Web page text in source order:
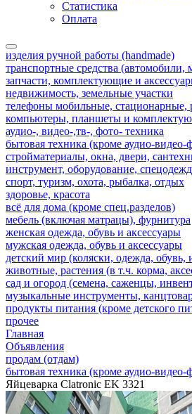
Статистика
Оплата
изделия ручной работы (handmade)
транспортные средства (автомобили,
запчасти, комплектующие и
недвижимость, земельные участки
телефоны мобильные, стационарные,
компьютеры, планшеты и
аудио-, видео-,тв-, фото- техника
бытовая техника (кроме аудио-видео-
стройматериалы, окна, двери,
инструмент, оборудование,
спорт, туризм, охота, рыбалка, отдых
здоровье, красота
всё для дома (кроме спец.разделов)
мебель (включая матрацы), фурнитура
женская одежда, обувь и аксессуары
мужская одежда, обувь и аксессуары
детский мир (коляски, одежда,
животные, растения (в т.ч. корма,
сад и огород (семена, саженцы,
музыкальные инструменты,
продукты питания (кроме детского
прочее
Главная
Объявления
продам (отдам)
бытовая техника (кроме аудио-видео-
Яйцеварка Clatronic EK 3321